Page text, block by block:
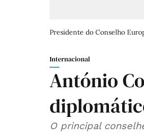
Presidente do Conselho
Internacional
António
O principal